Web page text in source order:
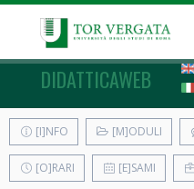
DIDATTICAWEB
[I]NFO [M]ODULI
[O]RARI [E]SAMI